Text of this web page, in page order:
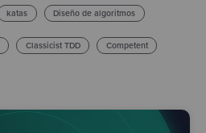
katas Diseño de algoritmos
Classicist TDD Competent